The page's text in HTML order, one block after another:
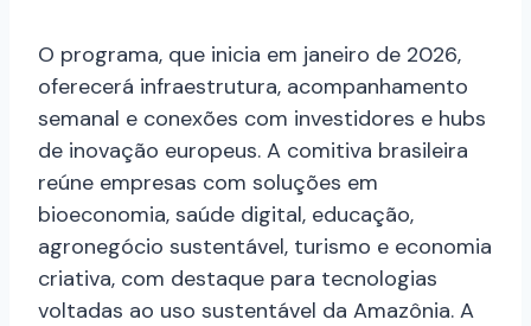
O programa, que inicia em janeiro de 2026,
oferecerá infraestrutura, acompanhamento
semanal e conexões com investidores e hubs
de inovação europeus. A comitiva brasileira
reúne empresas com soluções em
bioeconomia, saúde digital, educação,
agronegócio sustentável, turismo e economia
criativa, com destaque para tecnologias
voltadas ao uso sustentável da Amazônia. A